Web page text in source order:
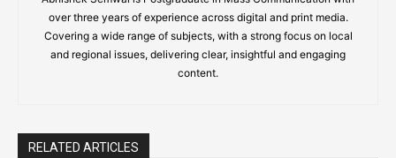
over three years of experience across digital and print media.
Covering a wide range of subjects, with a strong focus on local
and regional issues, delivering clear, insightful and engaging
content.
RELATED ARTICLES